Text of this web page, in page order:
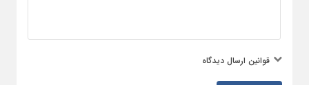
قوانین ارسال دیدگاه